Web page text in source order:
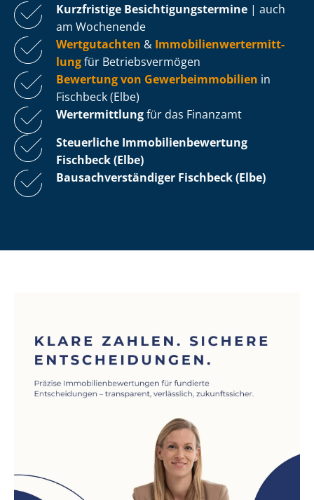
Kurzfristige Be­sich­ti­gungs­ter­mi­ne | auch
am Wochenende
Wertgutachten & Im­mo­bi­li­en­wert­ermitt­
lungfür Be­triebs­ver­mö­gen
Bewertung von Ge­wer­be­im­mo­bi­li­en in
Fischbeck (Elbe)
Wertermittlungfür das Finanzamt
Steuerliche Im­mo­bi­li­en­be­wer­tung
Fischbeck (Elbe)
Bau­sach­ver­stän­di­ger Fischbeck (Elbe)